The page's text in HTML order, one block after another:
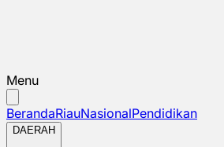
Menu
BerandaRiauNasionalPendidikan
DAERAH